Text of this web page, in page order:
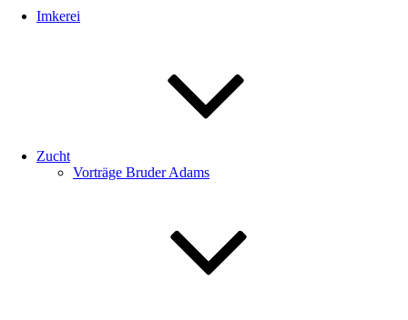
Imkerei
Zucht
Vorträge Bruder Adams